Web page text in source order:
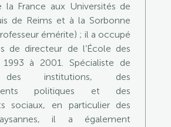
la France aux Universités de
de Reims et à la Sorbonne
émérite) ; il a occupé
de directeur de l’École des
à 2001. Spécialiste de
des institutions, des
politiques et des
sociaux, en particulier des
il a également